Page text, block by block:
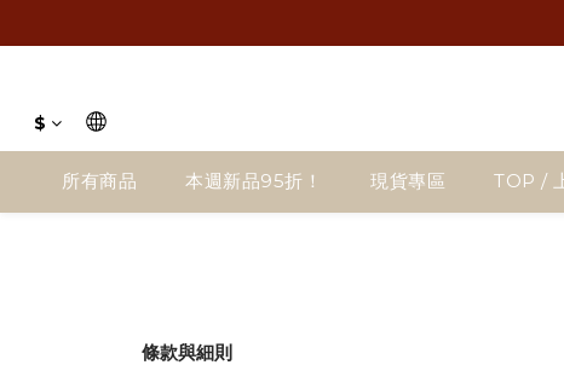
$
所有商品 本週新品95折！ 現貨專區 TOP /
條款與細則